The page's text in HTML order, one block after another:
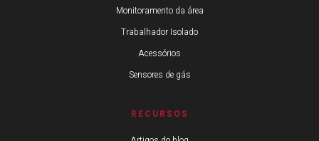
Monitoramento da área
Trabalhador Isolado
Acessórios
Sensores de gás
RECURSOS